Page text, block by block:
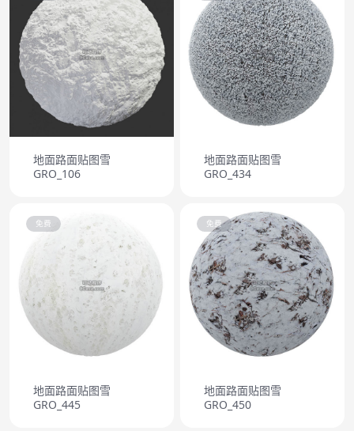
地面路面贴图雪
GRO_106
地面路面贴图雪
GRO_434
免费
地面路面贴图雪
GRO_445
免费
地面路面贴图雪
GRO_450